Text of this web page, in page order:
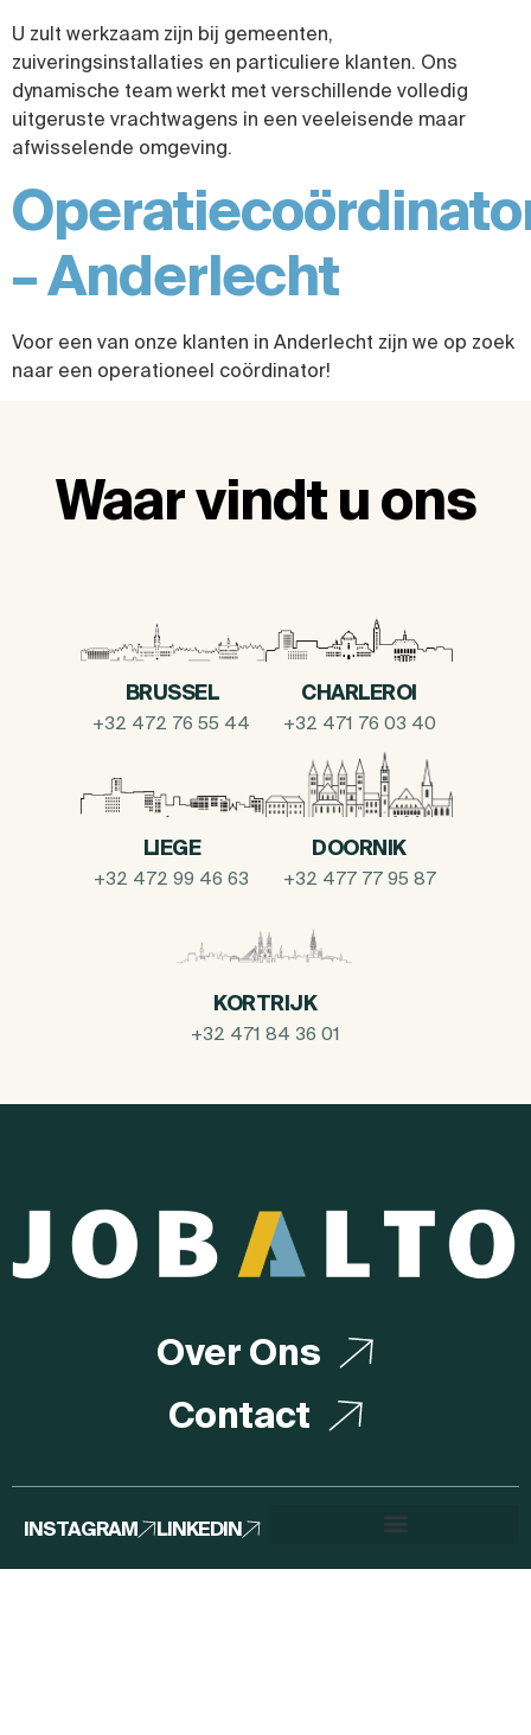
U zult werkzaam zijn bij gemeenten,
zuiveringsinstallaties en particuliere klanten. Ons
dynamische team werkt met verschillende volledig
uitgeruste vrachtwagens in een veeleisende maar
afwisselende omgeving.
– Anderlecht
Voor een van onze klanten in Anderlecht zijn we op zoek
naar een operationeel coördinator!
Waar vindt u ons
BRUSSEL
+32 472 76 55 44
CHARLEROI
+32 471 76 03 40
LIEGE
+32 472 99 46 63
DOORNIK
+32 477 77 95 87
KORTRIJK
+32 471 84 36 01
Over Ons
Contact
INSTAGRAM LINKEDIN